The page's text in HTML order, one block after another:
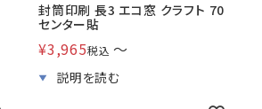
封筒印刷 長3 エコ窓 クラフト 70
センター貼
¥3,965税込 〜